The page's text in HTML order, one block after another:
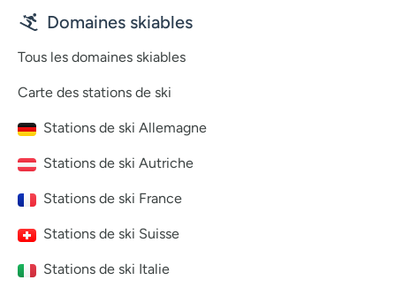
Domaines skiables
Tous les domaines skiables
Carte des stations de ski
Stations de ski Allemagne
Stations de ski Autriche
Stations de ski France
Stations de ski Suisse
Stations de ski Italie